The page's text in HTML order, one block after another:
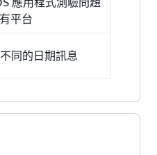
平台
同的日期訊息